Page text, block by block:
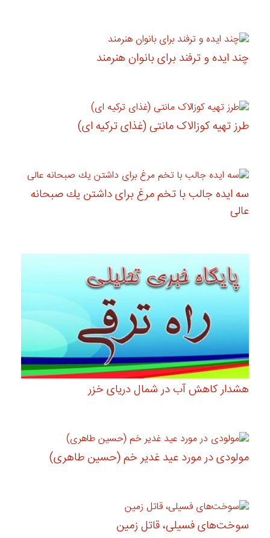
چند ایده و ترفند برای بانوان هنرمند
طرز تهیه کوزالاک مانتی (غذای ترکیه ای)
سه ایده جالب با تخم مرغ برای داشتن یك صبحانه
عالی
هشدار کاهش آب در شمال دریای خزر
مولودی در مورد عید غدیر خم (حسین طاهری)
سوخت‌های فسیلی، قاتل زمین